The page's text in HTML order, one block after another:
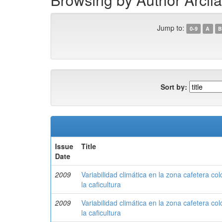
Jump to: 0-9 A B
Sort by:
Issue
Date
Title
2009
Variabilidad climática en la zona cafetera
la caficultura
2009
Variabilidad climática en la zona cafetera
la caficultura